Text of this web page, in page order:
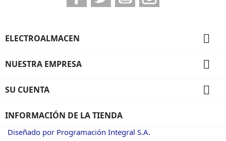
ELECTROALMACEN 
NUESTRA EMPRESA 
SU CUENTA 
INFORMACIÓN DE LA TIENDA
Diseñado por Programación Integral S.A.